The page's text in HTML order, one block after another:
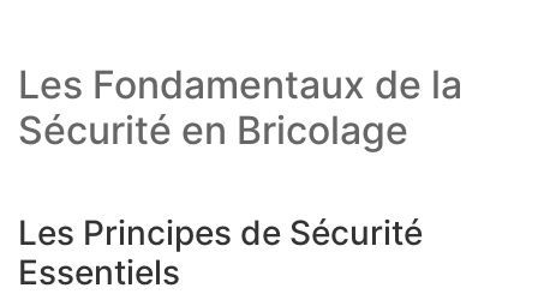
Les Fondamentaux de la
Sécurité en Bricolage
Les Principes de Sécurité
Essentiels